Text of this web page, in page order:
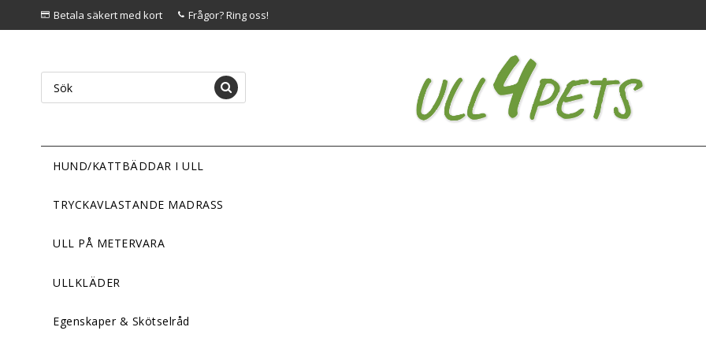
Betala säkert med kort Frågor? Ring oss!
HUND/KATTBÄDDAR I ULL
TRYCKAVLASTANDE MADRASS
ULL PÅ METERVARA
ULLKLÄDER
Egenskaper & Skötselråd